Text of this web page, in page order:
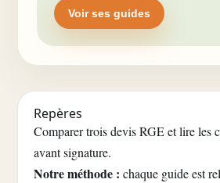
Voir ses guides
Repères
Comparer trois devis RGE et lire les
avant signature.
Notre méthode : chaque guide est